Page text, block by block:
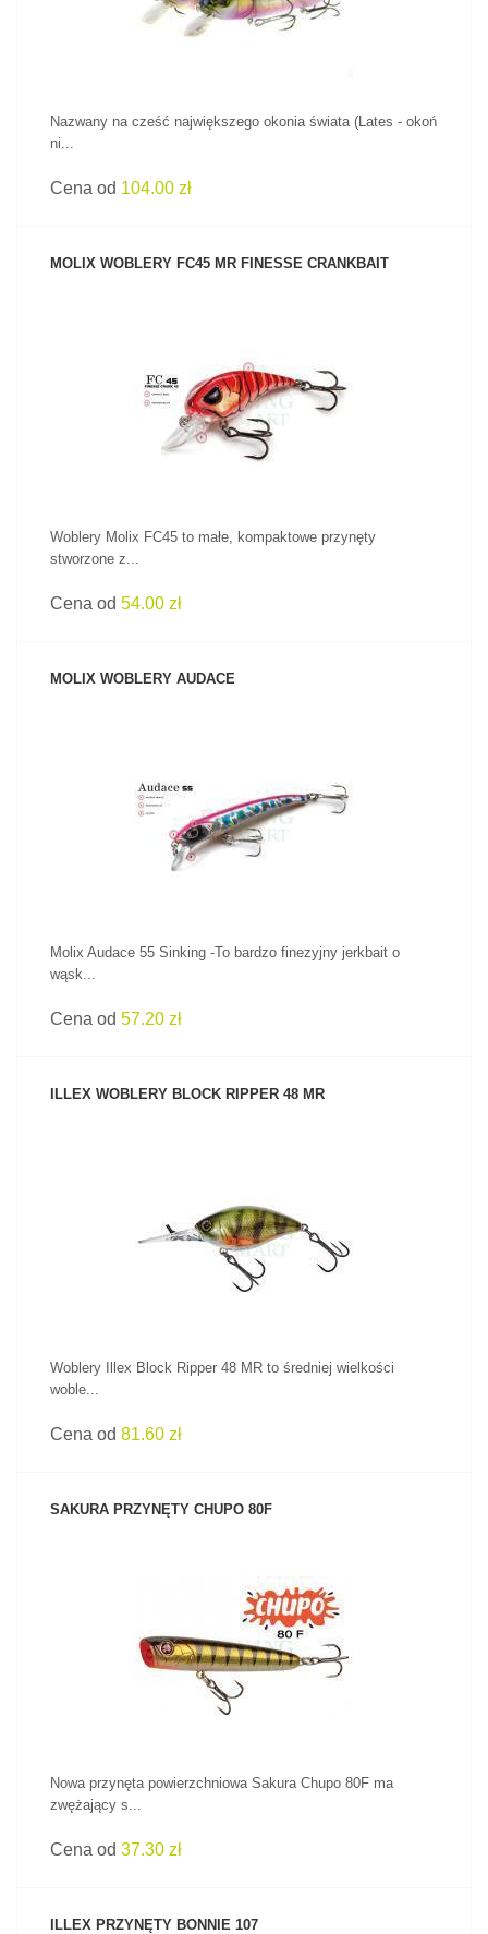
Nazwany na cześć największego okonia świata (Lates - okoń
ni...
Cena od 104.00 zł
MOLIX WOBLERY FC45 MR FINESSE CRANKBAIT
ZOBACZ PRODUKT
Woblery Molix FC45 to małe, kompaktowe przynęty
stworzone z...
Cena od 54.00 zł
MOLIX WOBLERY AUDACE
ZOBACZ PRODUKT
Molix Audace 55 Sinking -To bardzo finezyjny jerkbait o
wąsk...
Cena od 57.20 zł
ILLEX WOBLERY BLOCK RIPPER 48 MR
ZOBACZ PRODUKT
Woblery Illex Block Ripper 48 MR to średniej wielkości
woble...
Cena od 81.60 zł
SAKURA PRZYNĘTY CHUPO 80F
ZOBACZ PRODUKT
Nowa przynęta powierzchniowa Sakura Chupo 80F ma
zwężający s...
Cena od 37.30 zł
ILLEX PRZYNĘTY BONNIE 107